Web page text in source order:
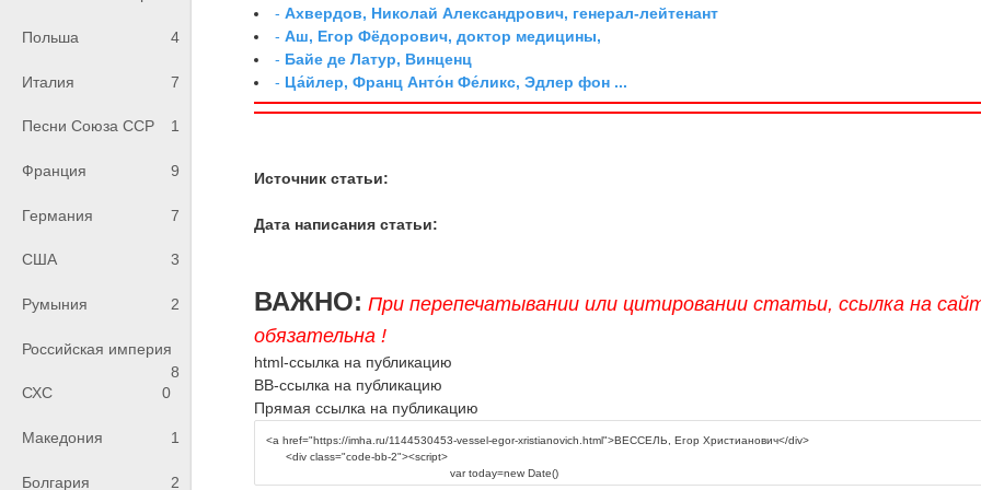
Польша 4
Италия 7
Песни Союза ССР 1
Франция 9
Германия 7
США 3
Румыния 2
Российская империя
8
СХС
0
Македония 1
Болгария 2
-Ахвердов, Николай Александрович, генерал-лейтенант
-Аш, Егор Фёдорович, доктор медицины,
- Байе де Латур, Винценц
- Ца́йлер, Франц Анто́н Фе́ликс, Эдлер фон ...
Источник статьи:
Дата написания статьи:
ВАЖНО: При перепечатывании или цитировании статьи, ссылка на
обязательна !
html-ссылка на публикацию
BB-ссылка на публикацию
Прямая ссылка на публикацию